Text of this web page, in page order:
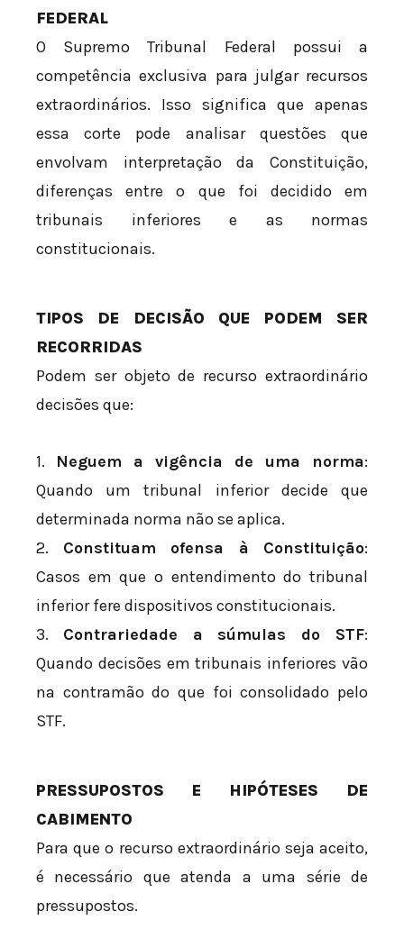
FEDERAL
O Supremo Tribunal Federal possui a
competência exclusiva para julgar recursos
extraordinários. Isso significa que apenas
essa corte pode analisar questões que
envolvam interpretação da Constituição,
diferenças entre o que foi decidido em
tribunais inferiores e as normas
constitucionais.
TIPOS DE DECISÃO QUE PODEM SER
RECORRIDAS
Podem ser objeto de recurso extraordinário
decisões que:
1. Neguem a vigência de uma norma:
Quando um tribunal inferior decide que
determinada norma não se aplica.
2. Constituam ofensa à Constituição:
Casos em que o entendimento do tribunal
inferior fere dispositivos constitucionais.
3. Contrariedade a súmulas do STF:
Quando decisões em tribunais inferiores vão
na contramão do que foi consolidado pelo
STF.
PRESSUPOSTOS E HIPÓTESES DE
CABIMENTO
Para que o recurso extraordinário seja aceito,
é necessário que atenda a uma série de
pressupostos.